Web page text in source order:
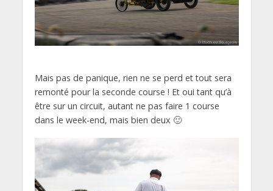
Mais pas de panique, rien ne se perd et tout sera
remonté pour la seconde course ! Et oui tant qu’à
être sur un circuit, autant ne pas faire 1 course
dans le week-end, mais bien deux 🙂